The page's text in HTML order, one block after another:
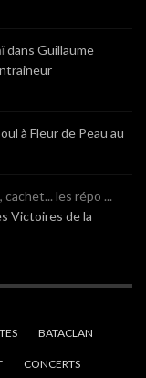
dans Guillaume
à Fleur de Peau au
les répo ...
Victoires de la
BATACLAN
CONCERTS